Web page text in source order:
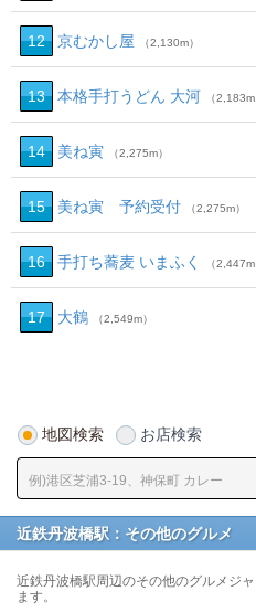
12 京むかし屋 （2,130m）
13 本格手打うどん 大河 （2,183m
14 美ね寅 （2,275m）
15 美ね寅 予約受付 （2,275m）
16 手打ち蕎麦 いまふく （2,447m
17 大鶴 （2,549m）
地図検索 お店検索
近鉄丹波橋駅：その他のグルメ
近鉄丹波橋駅周辺のその他のグルメジ
ます。